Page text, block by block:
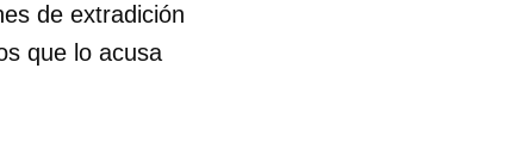
de extradición
que lo acusa